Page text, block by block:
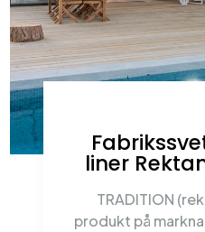
liner
TRADITION
produkt på